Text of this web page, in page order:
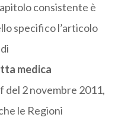
consistente è
specifico l’articolo
medica
2 novembre 2011,
le Regioni